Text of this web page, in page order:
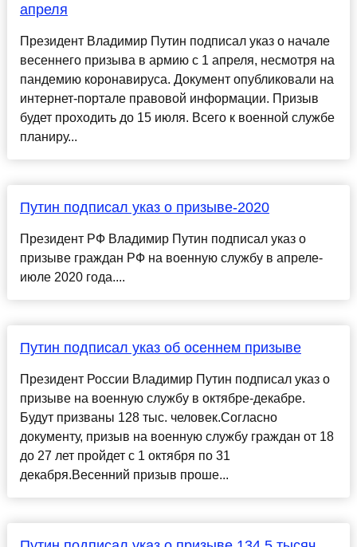
апреля
Президент Владимир Путин подписал указ о начале
весеннего призыва в армию с 1 апреля, несмотря на
пандемию коронавируса. Документ опубликовали на
интернет-портале правовой информации. Призыв
будет проходить до 15 июля. Всего к военной службе
планиру...
Путин подписал указ о призыве-2020
Президент РФ Владимир Путин подписал указ о
призыве граждан РФ на военную службу в апреле-
июле 2020 года....
Путин подписал указ об осеннем призыве
Президент России Владимир Путин подписал указ о
призыве на военную службу в октябре-декабре.
Будут призваны 128 тыс. человек.Согласно
документу, призыв на военную службу граждан от 18
до 27 лет пройдет с 1 октября по 31
декабря.Весенний призыв проше...